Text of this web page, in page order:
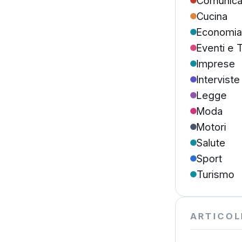
Cucina
Economia
Eventi e
Imprese
Interviste
Legge
Moda
Motori
Salute
Sport
Turismo